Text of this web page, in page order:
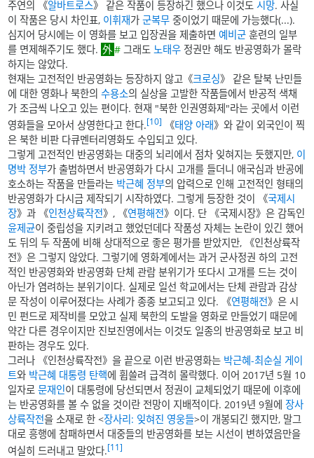
주연의 《알바트로스》 같은 작품이 등장하긴 했으나 이것도시망. 사실
이 작품은 당시 차인표, 이휘재가군복무 중이었기 때문에 가능했다(...).
심지어 당시에는 이 영화를 보고 입장권을 제출하면예비군 훈련의 일부
를 면제해주기도 했다.
#그래도 노태우정권만 해도 반공영화가 몰락
하지는 않았다.
현재는 고전적인 반공영화는 등장하지 않고《크로싱》 같은 탈북 난민들
에 대한 영화나 북한의수용소의 실상을 고발한 작품들에서 반공적 색채
가 조금씩 나오고 있는 편이다. 현재 "북한 인권영화제"라는 곳에서 이런
영화들을 모아서 상영한다고 한다.[10] 《태양 아래》와 같이 외국인이 찍
은 북한 비판 다큐멘터리영화도 수입되고 있다.
그렇게 고전적인 반공영화는 대중의 뇌리에서 점차 잊혀지는 듯했지만, 이
명박 정부가 출범하면서 반공영화가 다시 고개를 들더니 애국심과 반공에
호소하는 작품을 만들라는 박근혜 정부의 압력으로 인해 고전적인 형태의
반공영화가 다시금 제작되기 시작하였다. 그렇게 등장한 것이 《국제시
장》과 《인천상륙작전》, 《연평해전》이다. 단 《국제시장》은 감독인
윤제균이 중립성을 지키려고 했었던데다 작품성 자체는 논란이 있긴 했어
도 뒤의 두 작품에 비해 상대적으로 좋은 평가를 받았지만, 《인천상륙작
전》은 그렇지 않았다. 그렇기에 영화계에서는 과거 군사정권 하의 고전
적인 반공영화와 반공영화 단체 관람 분위기가 또다시 고개를 드는 것이
아닌가 염려하는 분위기이다. 실제로 일선 학교에서는 단체 관람과 감상
문 작성이 이루어졌다는 사례가 종종 보고되고 있다. 《연평해전》은 시
민 펀드로 제작비를 모았고 실제 북한의 도발을 영화로 만들었기 때문에
약간 다른 경우이지만 진보진영에서는 이것도 일종의 반공영화로 보고 비
판하는 경우도 있다.
그러나 《인천상륙작전》을 끝으로 이런 반공영화는 박근혜-최순실 게이
트와 박근혜 대통령 탄핵에 휩쓸려 급격히 몰락했다. 이어 2017년 5월 10
일자로문재인이 대통령에 당선되면서 정권이 교체되었기 때문에 이후에
는 반공영화를 볼 수 없을 것이란 전망이 지배적이다. 2019년 9월에장사
상륙작전을 소재로 한 <장사리: 잊혀진 영웅들>이 개봉되긴 했지만, 말그
대로 흥행에 참패하면서 대중들의 반공영화를 보는 시선이 변하였음만을
여실히 드러내고 말았다.[11]